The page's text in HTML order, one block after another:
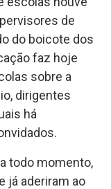
de
do boicote dos
faz hoje
sobre a
dirigentes
há
todo momento,
já aderiram ao